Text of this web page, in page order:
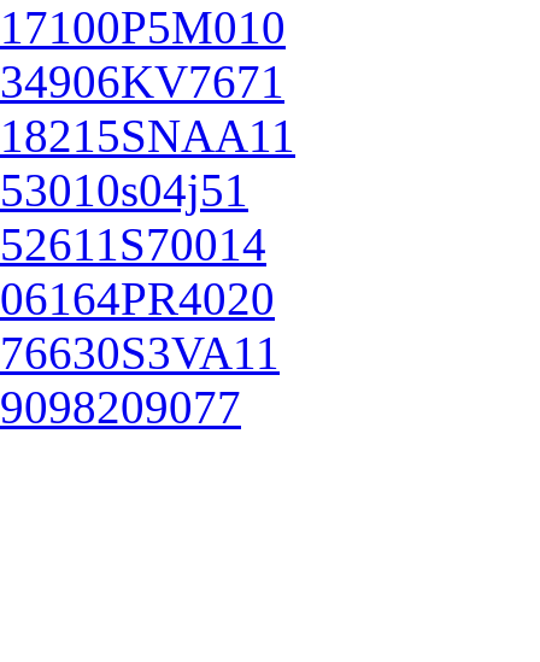
17100P5M010
34906KV7671
18215SNAA11
53010s04j51
52611S70014
06164PR4020
76630S3VA11
9098209077